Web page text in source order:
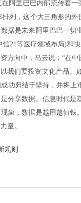
阿里巴巴内部流传着
排列，这个大三角形的
据是未来阿里巴巴一
21等医疗领域布局)和
方向中，马云说：“在
我们要投资文化产品
功归结于坚持，并将
分享数据。信息时代
象，数据是越用越值
量。
规则